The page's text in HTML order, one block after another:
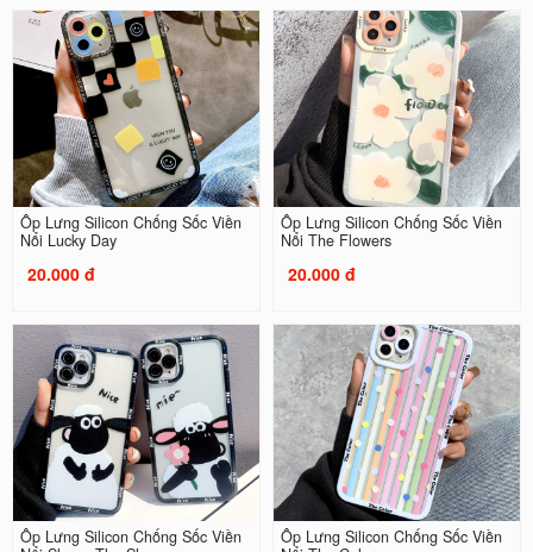
Ốp Lưng Silicon Chống Sốc Viền
Nổi Lucky Day
20.000 đ
Ốp Lưng Silicon Chống Sốc Viền
Nổi The Flowers
20.000 đ
Ốp Lưng Silicon Chống Sốc Viền
Ốp Lưng Silicon Chống Sốc Viền